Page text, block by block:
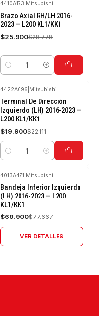
-10%
OFF
4410A173 Mitsubishi
Brazo Axial RH/LH 2016-
2023 — L200 KL1/KK1
$25.900$28.778
Cantidad
-10%
OFF
4422A096 Mitsubishi
Terminal De Dirección
Izquierdo (LH) 2016-2023 —
L200 KL1/KK1
$19.900$22.111
Cantidad
-10%
OFF
Agotado
4013A471 Mitsubishi
Bandeja Inferior Izquierda
(LH) 2016-2023 — L200
KL1/KK1
$69.900$77.667
VER DETALLES